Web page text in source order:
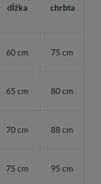
dĺžka
chrbta
60 cm 75 cm
65 cm 80 cm
70 cm 88 cm
75 cm 95 cm